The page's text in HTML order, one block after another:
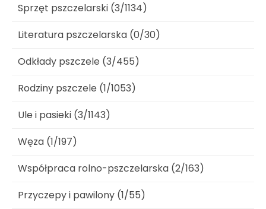
Sprzęt pszczelarski (3/1134)
Literatura pszczelarska (0/30)
Odkłady pszczele (3/455)
Rodziny pszczele (1/1053)
Ule i pasieki (3/1143)
Węza (1/197)
Współpraca rolno-pszczelarska (2/163)
Przyczepy i pawilony (1/55)